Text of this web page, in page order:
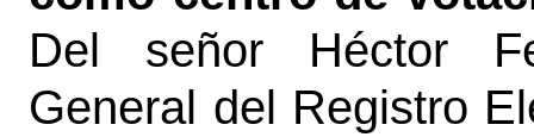
Del señor Héctor
General del Registro